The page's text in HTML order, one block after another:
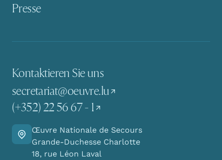
Presse
Kontaktieren Sie uns
secretariat@oeuvre.lu
(+352) 22 56 67 - 1
Finden Sie den Weg zu uns
Œuvre Nationale de Secours
Grande-Duchesse Charlotte
18, rue Léon Laval